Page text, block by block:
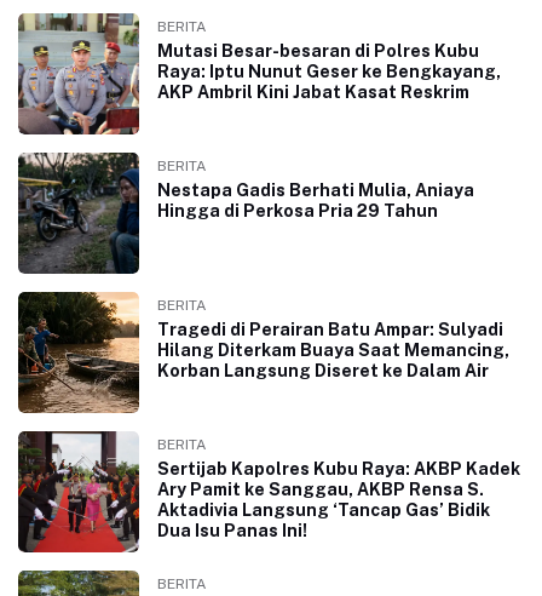
BERITA
Mutasi Besar-besaran di Polres Kubu
Raya: Iptu Nunut Geser ke Bengkayang,
AKP Ambril Kini Jabat Kasat Reskrim
BERITA
Nestapa Gadis Berhati Mulia, Aniaya
Hingga di Perkosa Pria 29 Tahun
BERITA
Tragedi di Perairan Batu Ampar: Sulyadi
Hilang Diterkam Buaya Saat Memancing,
Korban Langsung Diseret ke Dalam Air
BERITA
Sertijab Kapolres Kubu Raya: AKBP Kadek
Ary Pamit ke Sanggau, AKBP Rensa S.
Aktadivia Langsung ‘Tancap Gas’ Bidik
Dua Isu Panas Ini!
BERITA